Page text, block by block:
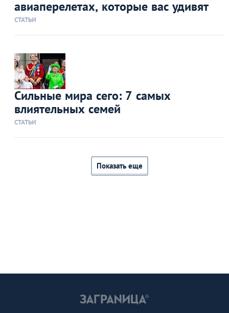
авиаперелетах, которые вас удивят
СТАТЬИ
Сильные мира сего: 7 самых
влиятельных семей
СТАТЬИ
Показать еще